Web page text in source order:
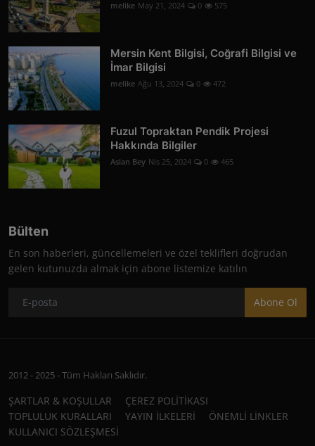
melike May 21, 2024 0 575
Mersin Kent Bilgisi, Coğrafi Bilgisi ve
İmar Bilgisi
melike Ağu 13, 2024 0 472
Fuzul Topraktan Pendik Projesi
Hakkında Bilgiler
Aslan Bey Nis 25, 2024 0 465
Bülten
En son haberleri, güncellemeleri ve özel teklifleri doğrudan
gelen kutunuzda almak için abone listemize katılın
Abone Ol
2012 - 2025 - Tüm Hakları Saklıdır.
ŞARTLAR & KOŞULLAR
ÇEREZ POLİTİKASI
TOPLULUK KURALLARI
YAYIN İLKELERİ
ÖNEMLİ LİNKLER
KULLANICI SÖZLEŞMESİ